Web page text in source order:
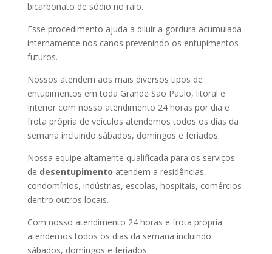
bicarbonato de sódio no ralo.
Esse procedimento ajuda a diluir a gordura acumulada
internamente nos canos prevenindo os entupimentos
futuros.
Nossos atendem aos mais diversos tipos de
entupimentos em toda Grande São Paulo, litoral e
Interior com nosso atendimento 24 horas por dia e
frota própria de veículos atendemos todos os dias da
semana incluindo sábados, domingos e feriados.
Nossa equipe altamente qualificada para os serviços
de desentupimento atendem a residências,
condomínios, indústrias, escolas, hospitais, comércios
dentro outros locais.
Com nosso atendimento 24 horas e frota própria
atendemos todos os dias da semana incluindo
sábados, domingos e feriados.